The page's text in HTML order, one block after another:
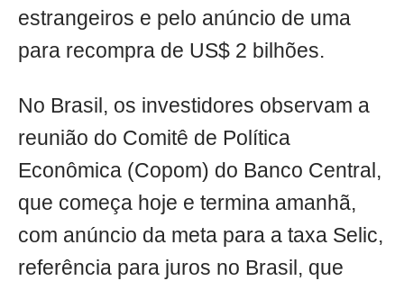
estrangeiros e pelo anúncio de uma
para recompra de US$ 2 bilhões.
No Brasil, os investidores observam a
reunião do Comitê de Política
Econômica (Copom) do Banco Central,
que começa hoje e termina amanhã,
com anúncio da meta para a taxa Selic,
referência para juros no Brasil, que